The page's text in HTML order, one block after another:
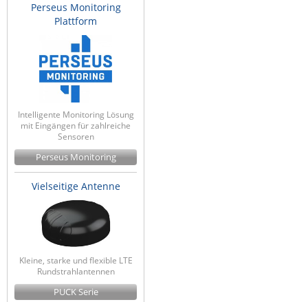
Perseus Monitoring
Plattform
Intelligente Monitoring Lösung
mit Eingängen für zahlreiche
Sensoren
Perseus Monitoring
Vielseitige Antenne
Kleine, starke und flexible LTE
Rundstrahlantennen
PUCK Serie